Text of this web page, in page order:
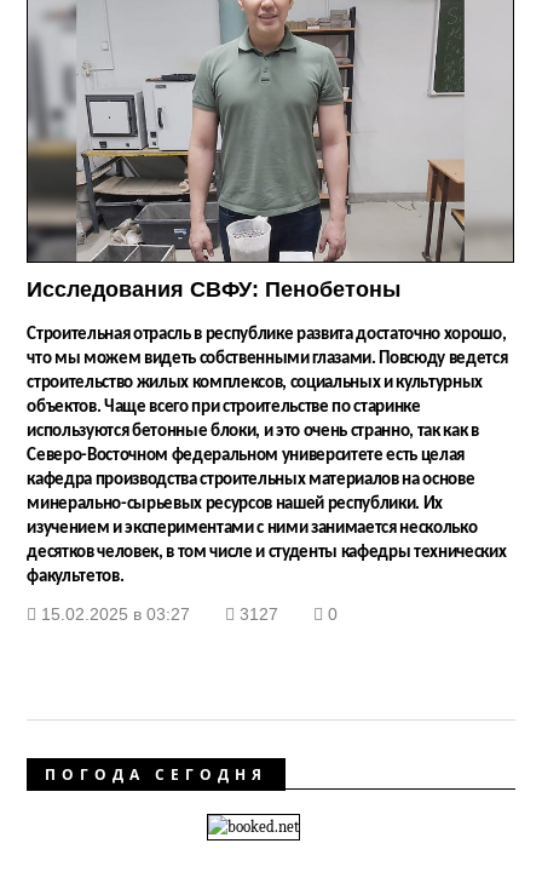
Исследования СВФУ: Пенобетоны
Строительная отрасль в республике развита достаточно хорошо,
что мы можем видеть собственными глазами. Повсюду ведется
строительство жилых комплексов, социальных и культурных
объектов. Чаще всего при строительстве по старинке
используются бетонные блоки, и это очень странно, так как в
Северо-Восточном федеральном университете есть целая
кафедра производства строительных материалов на основе
минерально-сырьевых ресурсов нашей республики. Их
изучением и экспериментами с ними занимается несколько
десятков человек, в том числе и студенты кафедры технических
факультетов.
15.02.2025 в 03:27 3127 0
ПОГОДА СЕГОДНЯ